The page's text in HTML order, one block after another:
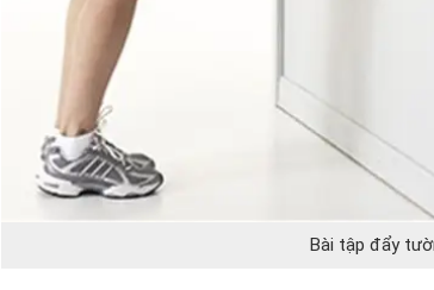
Bài tập đẩy